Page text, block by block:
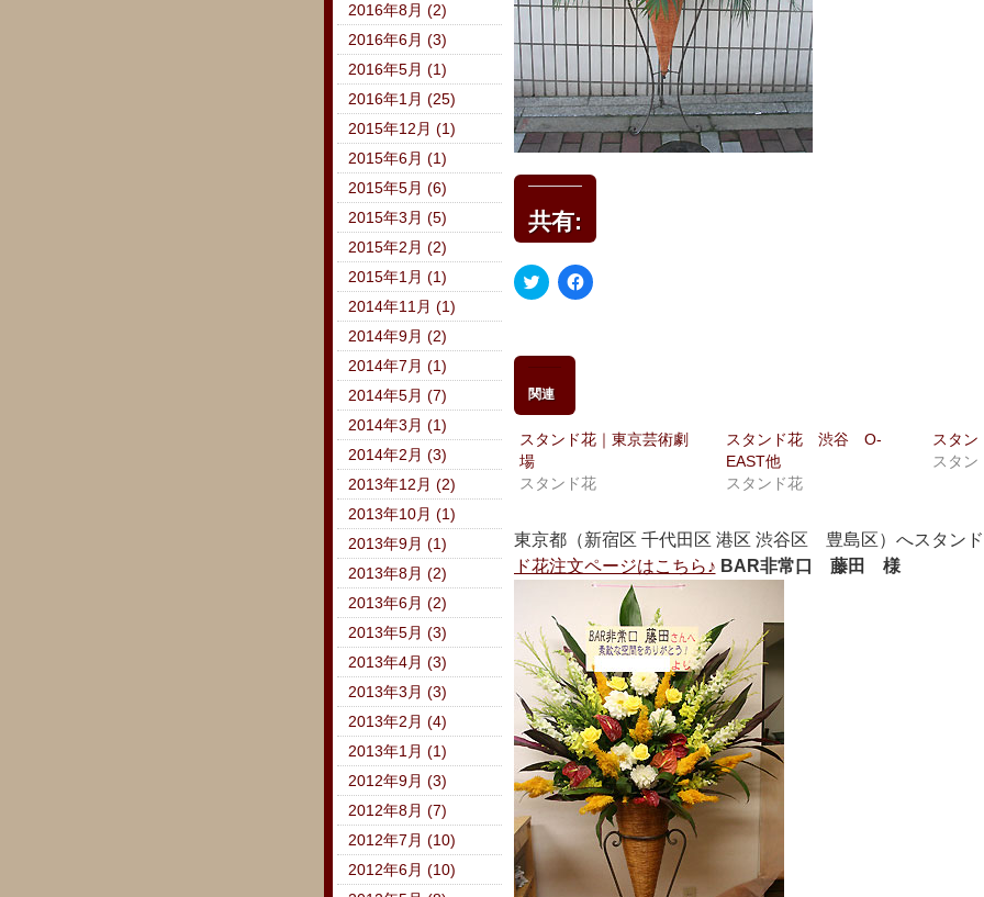
共有:
ク
リ
Twitter
共
有
し
い
ィ
ン
で
開
き
ま
Facebook
で
ク
し
く
だ
(新
し
い
ウ
ィ
ド
ウ
で
開
き
ま
す)
関連
スタンド花｜東京芸術劇
場
スタンド花
スタンド花 渋谷 O-
EAST他
スタンド花
スタ
スタン
東京都（新宿区 千代田区 港区 渋谷区 豊島区）へスタン
ド花注文ページはこちら♪ BAR非常口 藤田 様
2016年8月 (2)
2016年6月 (3)
2016年5月 (1)
2016年1月 (25)
2015年12月 (1)
2015年6月 (1)
2015年5月 (6)
2015年3月 (5)
2015年2月 (2)
2015年1月 (1)
2014年11月 (1)
2014年9月 (2)
2014年7月 (1)
2014年5月 (7)
2014年3月 (1)
2014年2月 (3)
2013年12月 (2)
2013年10月 (1)
2013年9月 (1)
2013年8月 (2)
2013年6月 (2)
2013年5月 (3)
2013年4月 (3)
2013年3月 (3)
2013年2月 (4)
2013年1月 (1)
2012年9月 (3)
2012年8月 (7)
2012年7月 (10)
2012年6月 (10)